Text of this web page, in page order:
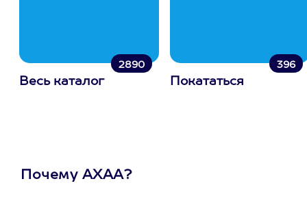
2890
Весь каталог
396
Покататься
Почему АХАА?